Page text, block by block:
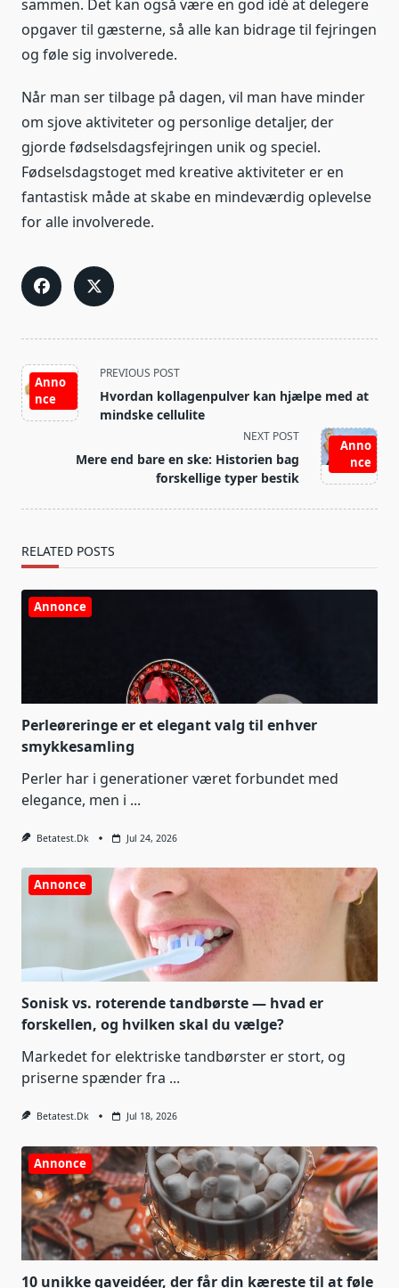
sammen. Det kan også være en god idé at delegere
opgaver til gæsterne, så alle kan bidrage til fejringen
og føle sig involverede.
Når man ser tilbage på dagen, vil man have minder
om sjove aktiviteter og personlige detaljer, der
gjorde fødselsdagsfejringen unik og speciel.
Fødselsdagstoget med kreative aktiviteter er en
fantastisk måde at skabe en mindeværdig oplevelse
for alle involverede.
<span
class="nav-
subtitle
Anno
nce
PREVIOUS POST
Hvordan kollagenpulver kan hjælpe med at
mindske cellulite
Anno
nce
NEXT POST
Mere end bare en ske: Historien bag
forskellige typer bestik
RELATED POSTS
Annonce
Perleøreringe er et elegant valg til enhver
smykkesamling
Perler har i generationer været forbundet med
elegance, men i ...
Betatest.dk Jul 24, 2026
Annonce
Sonisk vs. roterende tandbørste — hvad er
forskellen, og hvilken skal du vælge?
Markedet for elektriske tandbørster er stort, og
priserne spænder fra ...
Betatest.dk Jul 18, 2026
Annonce
10 unikke gaveidéer, der får din kæreste til at føle